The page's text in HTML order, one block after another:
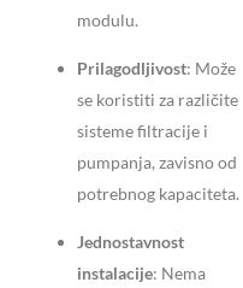
modulu.
Prilagodljivost: Može
se koristiti za različite
sisteme filtracije i
pumpanja, zavisno od
potrebnog kapaciteta.
Jednostavnost
instalacije: Nema